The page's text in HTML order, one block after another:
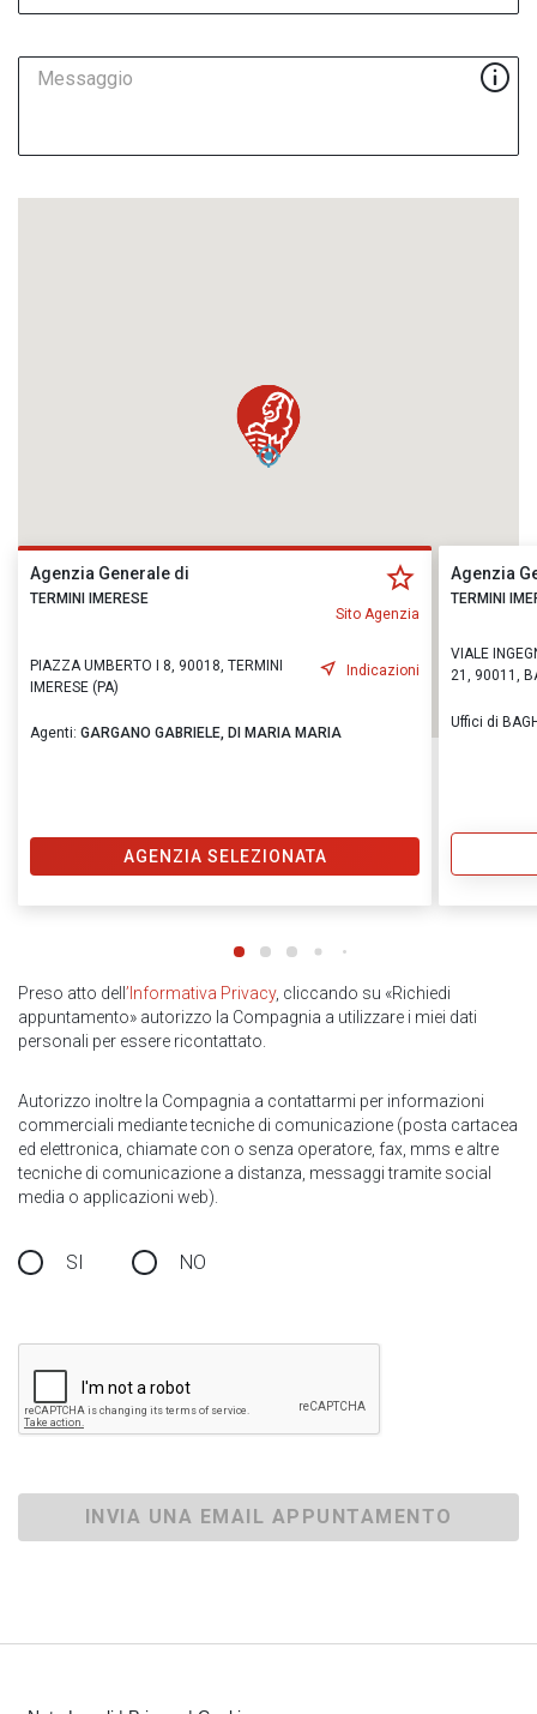
Messaggio
Agenzia Generale di
TERMINI IMERESE
Sito Agenzia
PIAZZA UMBERTO I 8, 90018, TERMINI
IMERESE (PA)
Indicazioni
Agenti: GARGANO GABRIELE, DI MARIA MARIA
AGENZIA SELEZIONATA
Agenzia
TERMINI
VIALE
21, 90011,
Uffici di
Preso atto dell ’Informativa Privacy, cliccando su «Richiedi
appuntamento» autorizzo la Compagnia a utilizzare i miei dati
personali per essere ricontattato.
Autorizzo inoltre la Compagnia a contattarmi per informazioni
commerciali mediante tecniche di comunicazione (posta cartacea
ed elettronica, chiamate con o senza operatore, fax, mms e altre
tecniche di comunicazione a distanza, messaggi tramite social
media o applicazioni web).
SI NO
INVIA UNA EMAIL APPUNTAMENTO